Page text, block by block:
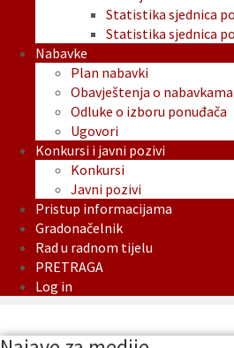
Statistika sjednica
Statistika sjednica
Nabavke
Plan nabavki
Obavještenja o nabavkama
Odluke o izboru ponuđača
Ugovori
Konkursi i javni pozivi
Konkursi
Javni pozivi
Pristup informacijama
Gradonačelnik
Rad u radnom tijelu
PRETRAGA
Log in